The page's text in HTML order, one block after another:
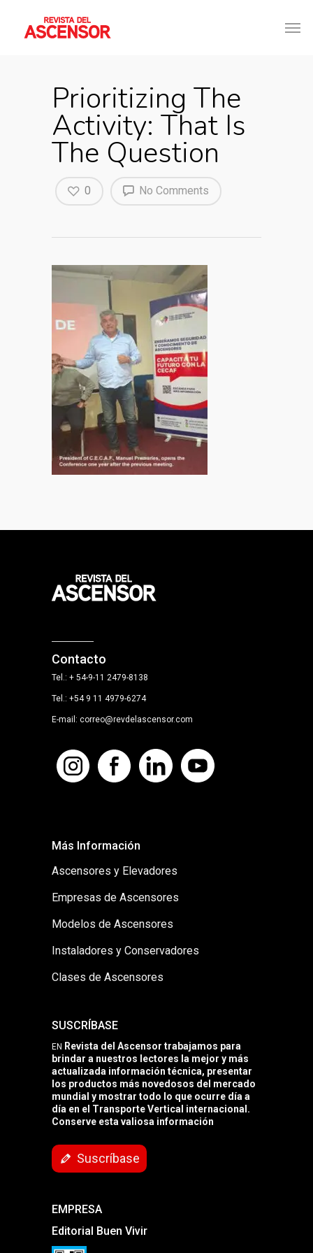
Prioritizing The
Activity: That Is
The Question
No Comments
0
Contacto
Tel.: + 54-9-11 2479-8138
Tel.: +54 9 11 4979-6274
E-mail: correo@revdelascensor.com
Más Información
Ascensores y Elevadores
Empresas de Ascensores
Modelos de Ascensores
Instaladores y Conservadores
Clases de Ascensores
SUSCRÍBASE
EN Revista del Ascensor trabajamos para
brindar a nuestros lectores la mejor y más
actualizada información técnica, presentar
los productos más novedosos del mercado
mundial y mostrar todo lo que ocurre día a
día en el Transporte Vertical internacional.
Conserve esta valiosa información
Suscríbase
EMPRESA
Editorial Buen Vivir